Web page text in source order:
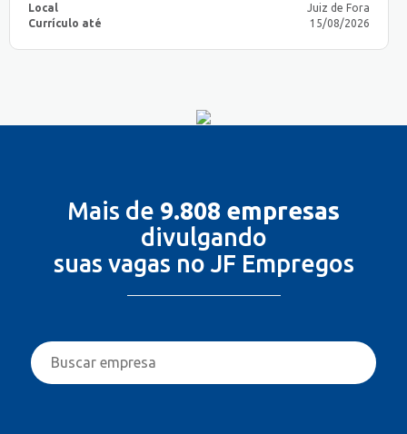
Local
Juiz de Fora
Currículo até
15/08/2026
Mais de 9.808 empresas
divulgando
suas vagas no JF Empregos